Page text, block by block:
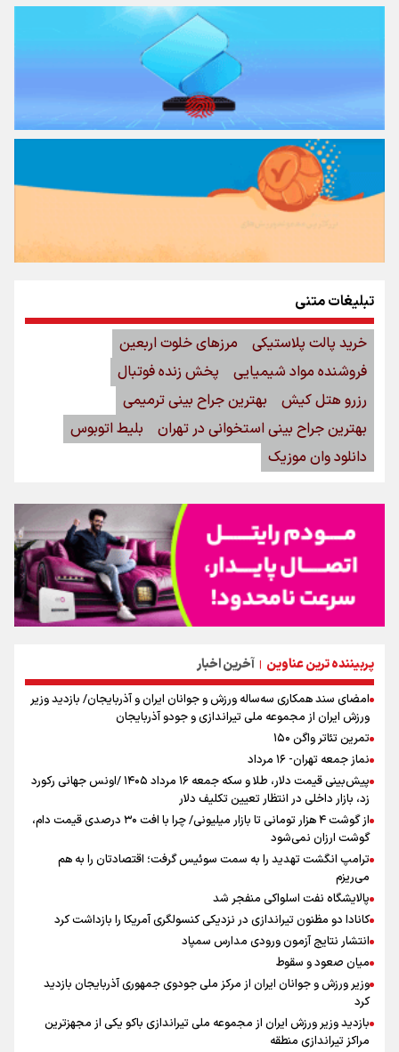
پربیننده ترین عناوین | آخرین اخبار
امضای سند همکاری سه‌ساله ورزش و جوانان ایران و آذربایجان/ بازدید وزیر
ورزش ایران از مجموعه ملی تیراندازی و جودو آذربایجان
تمرین تئاتر واگن ۱۵۰
نماز جمعه تهران- ۱۶ مرداد
پیش‌بینی قیمت دلار، طلا و سکه جمعه ۱۶ مرداد ۱۴۰۵ /اونس جهانی رکورد
زد، بازار داخلی در انتظار تعیین تکلیف دلار
از گوشت ۴ هزار تومانی تا بازار میلیونی/ چرا با افت ۳۰ درصدی قیمت دام،
گوشت ارزان نمی‌شود
ترامپ انگشت تهدید را به سمت سوئیس گرفت؛ اقتصادتان را به هم
می‌ریزم
پالایشگاه نفت اسلواکی منفجر شد
کانادا دو مظنون تیراندازی در نزدیکی کنسولگری آمریکا را بازداشت کرد
انتشار نتایج آزمون ورودی مدارس سمپاد
میان صعود و سقوط
وزیر ورزش و جوانان ایران از مرکز ملی جودوی جمهوری آذربایجان بازدید
کرد
بازدید وزیر ورزش ایران از مجموعه ملی تیراندازی باکو یکی از مجهزترین
مراکز تیراندازی منطقه
تبلیغات متنی
خرید پالت پلاستیکی
مرزهای خلوت اربعین
فروشنده مواد شیمیایی
پخش زنده فوتبال
رزرو هتل کیش
بهترین جراح بینی ترمیمی
بهترین جراح بینی استخوانی در تهران
بلیط اتوبوس
دانلود وان موزیک